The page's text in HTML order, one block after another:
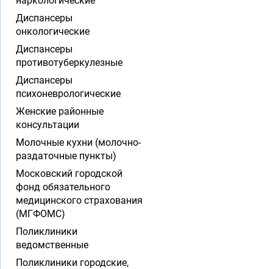
Диспансеры
онкологические
Диспансеры
противотуберкулезные
Диспансеры
психоневрологические
Женские районные
консультации
Молочные кухни (молочно-
раздаточные пункты)
Московский городской
фонд обязательного
медицинского страхования
(МГФОМС)
Поликлиники
ведомственные
Поликлиники городские,